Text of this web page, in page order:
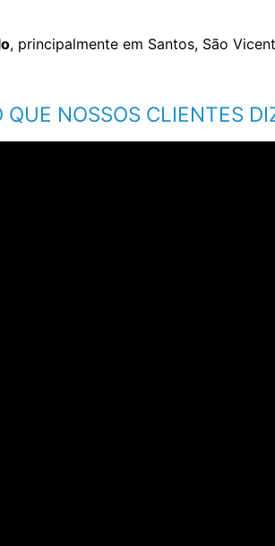
, principalmente em Santos, São
QUE NOSSOS CLIENTES